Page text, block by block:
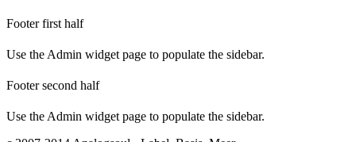
Footer first half
Use the Admin widget page to populate the sidebar.
Footer second half
Use the Admin widget page to populate the sidebar.